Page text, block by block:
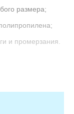
размера;
и промерзания.